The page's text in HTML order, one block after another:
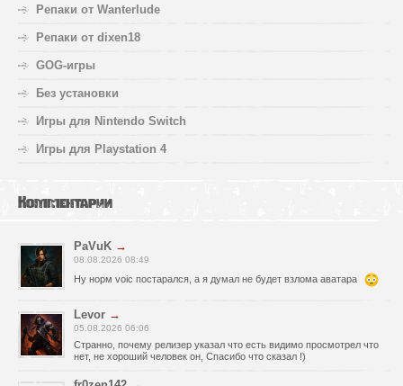
Репаки от Wanterlude
Репаки от dixen18
GOG-игры
Без установки
Игры для Nintendo Switch
Игры для Playstation 4
Комментарии
PaVuK →
08.08.2026 08:49
Ну норм voic постарался, а я думал не будет взлома аватара
Levor →
05.08.2026 06:06
Странно, почему релизер указал что есть видимо просмотрел что
нет, не хороший человек он, Спасибо что сказал !)